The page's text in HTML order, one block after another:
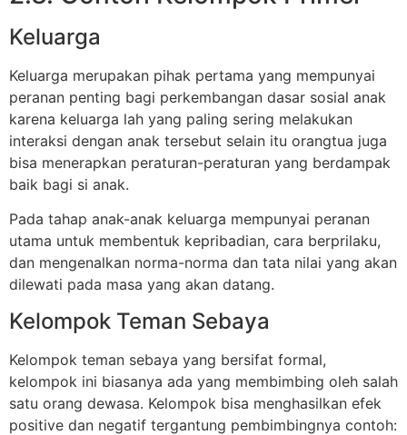
Keluarga
Keluarga merupakan pihak pertama yang mempunyai
peranan penting bagi perkembangan dasar sosial anak
karena keluarga lah yang paling sering melakukan
interaksi dengan anak tersebut selain itu orangtua juga
bisa menerapkan peraturan-peraturan yang berdampak
baik bagi si anak.
Pada tahap anak-anak keluarga mempunyai peranan
utama untuk membentuk kepribadian, cara berprilaku,
dan mengenalkan norma-norma dan tata nilai yang akan
dilewati pada masa yang akan datang.
Kelompok Teman Sebaya
Kelompok teman sebaya yang bersifat formal,
kelompok ini biasanya ada yang membimbing oleh salah
satu orang dewasa. Kelompok bisa menghasilkan efek
positive dan negatif tergantung pembimbingnya contoh: